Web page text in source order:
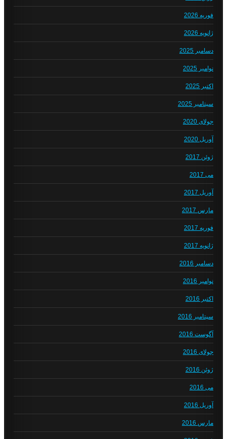
فوریه 2026
ژانویه 2026
دسامبر 2025
نوامبر 2025
اکتبر 2025
سپتامبر 2025
جولای 2020
آوریل 2020
ژوئن 2017
می 2017
آوریل 2017
مارس 2017
فوریه 2017
ژانویه 2017
دسامبر 2016
نوامبر 2016
اکتبر 2016
سپتامبر 2016
آگوست 2016
جولای 2016
ژوئن 2016
می 2016
آوریل 2016
مارس 2016